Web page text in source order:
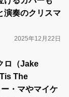
演奏のクリスマ
2025年12月22日
ロ（Jake
The
・マやマイケ